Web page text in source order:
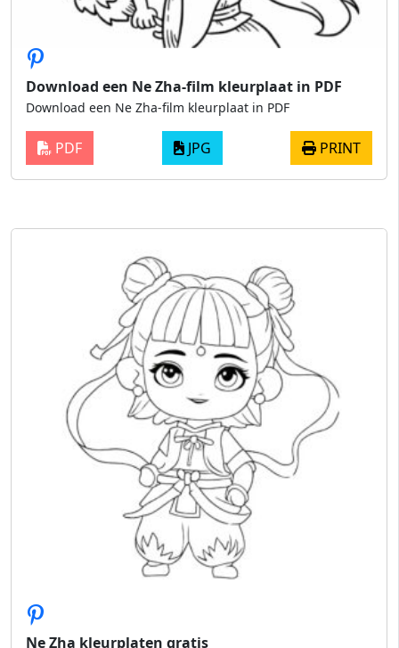
Download een Ne Zha-film kleurplaat in PDF
Download een Ne Zha-film kleurplaat in PDF
PDF JPG PRINT
Ne Zha kleurplaten gratis